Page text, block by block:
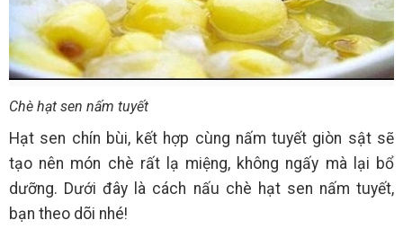
Chè hạt sen nấm tuyết
Hạt sen chín bùi, kết hợp cùng nấm tuyết giòn sật sẽ
tạo nên món chè rất lạ miệng, không ngấy mà lại bổ
dưỡng. Dưới đây là cách nấu chè hạt sen nấm tuyết,
bạn theo dõi nhé!